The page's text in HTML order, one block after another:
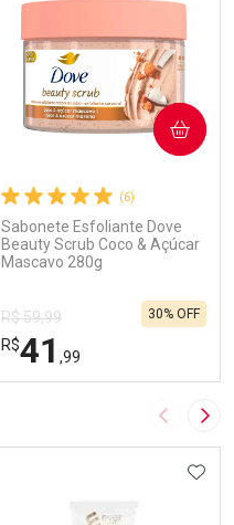
(6)
Sabonete Esfoliante Dove
Beauty Scrub Coco & Açúcar
Mascavo 280g
R$ 59,99
R$41 ,99
30% OFF
COMPRAR
Imagem
AOS FAVORITOS